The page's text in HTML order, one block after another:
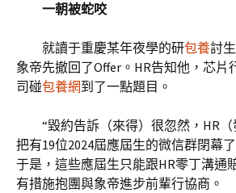
一朝被蛇咬
就讀于重慶某年夜學的研包養討
象帝先撤回了Offer。HR告知他，芯片
司碰包養網到了一點題目。
“毀約告訴（來得）很忽然，HR
把有19位2024屆應屆生的微信群閉幕
于是，這些應屆生只能跟HR零丁溝通
有措施抱團與象帝進步前輩行協商。